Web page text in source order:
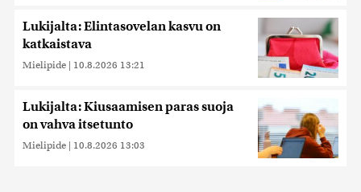
Lukijalta: Elintasovelan kasvu on
katkaistava
Mielipide | 10.8.2026 13:21
Lukijalta: Kiusaamisen paras suoja
on vahva itsetunto
Mielipide | 10.8.2026 13:03